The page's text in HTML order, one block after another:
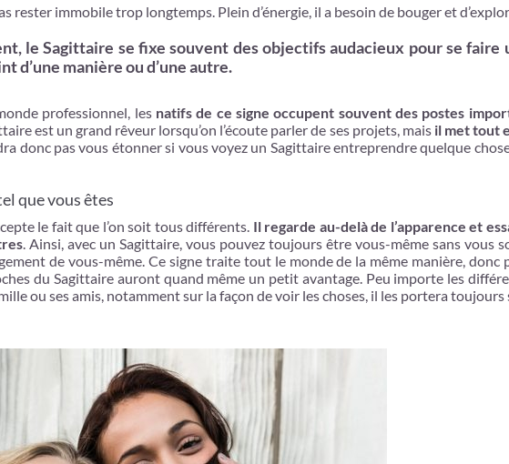
rester immobile trop longtemps. Plein d’énergie, il a besoin de bouger et
le Sagittaire se fixe souvent des objectifs audacieux pour se faire
d’une manière ou d’une autre.
professionnel, les natifs de ce signe occupent souvent des postes
est un grand rêveur lorsqu’on l’écoute parler de ses projets, mais il met tout
donc pas vous étonner si vous voyez un Sagittaire entreprendre quelque
que vous êtes
le fait que l’on soit tous différents. Il regarde au-delà de l’apparence et
. Ainsi, avec un Sagittaire, vous pouvez toujours être vous-même sans vous
de vous-même. Ce signe traite tout le monde de la même manière, donc
du Sagittaire auront quand même un petit avantage. Peu importe les
ou ses amis, notamment sur la façon de voir les choses, il les portera